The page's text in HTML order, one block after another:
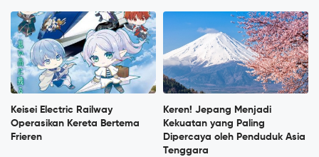
Keisei Electric Railway
Operasikan Kereta Bertema
Frieren
Keren! Jepang Menjadi
Kekuatan yang Paling
Dipercaya oleh Penduduk Asia
Tenggara